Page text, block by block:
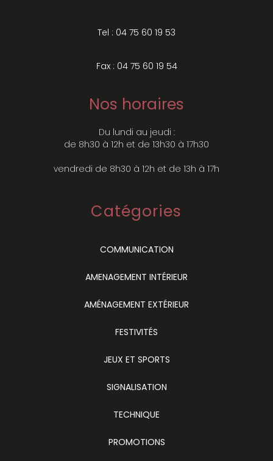
Tel : 04 75 60 19 53
Fax : 04 75 60 19 54
Nos horaires
Du lundi au jeudi :
de 8h30 à 12h et de 13h30 à 17h30
vendredi de 8h30 à 12h et de 13h à 17h
Catégories
COMMUNICATION
AMENAGEMENT INTÉRIEUR
AMÉNAGEMENT EXTÉRIEUR
FESTIVITÉS
JEUX ET SPORTS
SIGNALISATION
TECHNIQUE
PROMOTIONS